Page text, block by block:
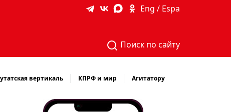
Eng / Espa
Поиск по сайту
вертикаль КПРФ и мир Агитатору